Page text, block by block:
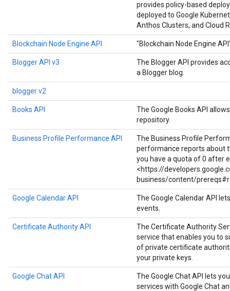
provides policy-based
deployed to Google
Anthos Clusters, and Cloud
Blockchain Node Engine API "Blockchain Node Engine
Blogger API v3
The Blogger API provides
a Blogger blog.
blogger v2
Books API
The Google Books API
repository.
Business Profile Performance API
The Business Profile
performance reports about
you have a quota of 0 after
<https://
business/content/
Google Calendar API
The Google Calendar API
events.
Certificate Authority API
The Certificate Authority
service that enables you to
of private certificate
your private keys.
Google Chat API
The Google Chat API lets
services with Google Chat